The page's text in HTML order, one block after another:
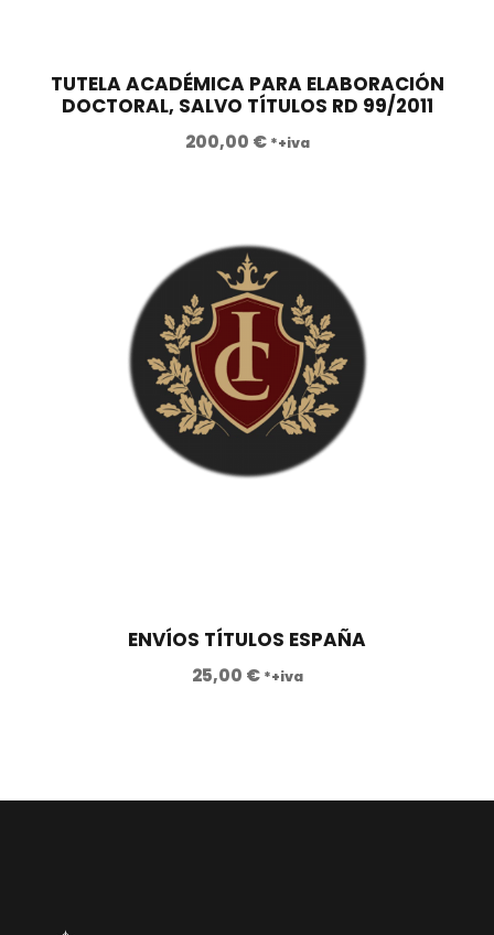
a
:
6
0
,
0
€
.
8
€
.
TUTELA ACADÉMICA PARA ELABORACIÓN
DOCTORAL, SALVO TÍTULOS RD 99/2011
200,00 € *+iva
ENVÍOS TÍTULOS ESPAÑA
25,00 € *+iva